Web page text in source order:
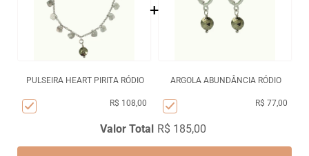
PULSEIRA HEART PIRITA RÓDIO
R$ 108,00
+
ARGOLA ABUNDÂNCIA RÓDIO
R$ 77,00
Valor Total R$ 185,00